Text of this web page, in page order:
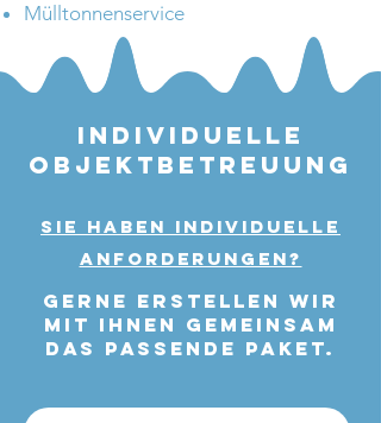
Mülltonnenservice
Individuelle
Objektbetreuung
Sie haben individuelle
Anforderungen?
Gerne erstellen wir
mit Ihnen gemeinsam
das passende Paket.